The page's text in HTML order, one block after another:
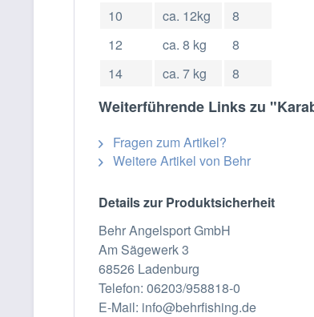
10
ca. 12kg
8
12
ca. 8 kg
8
14
ca. 7 kg 8
Weiterführende Links zu
Fragen zum Artikel?
Weitere Artikel von Behr
Details zur Produktsicherheit
Behr Angelsport GmbH
Am Sägewerk 3
68526 Ladenburg
Telefon: 06203/958818-0
E-Mail: info@behrfishing.de